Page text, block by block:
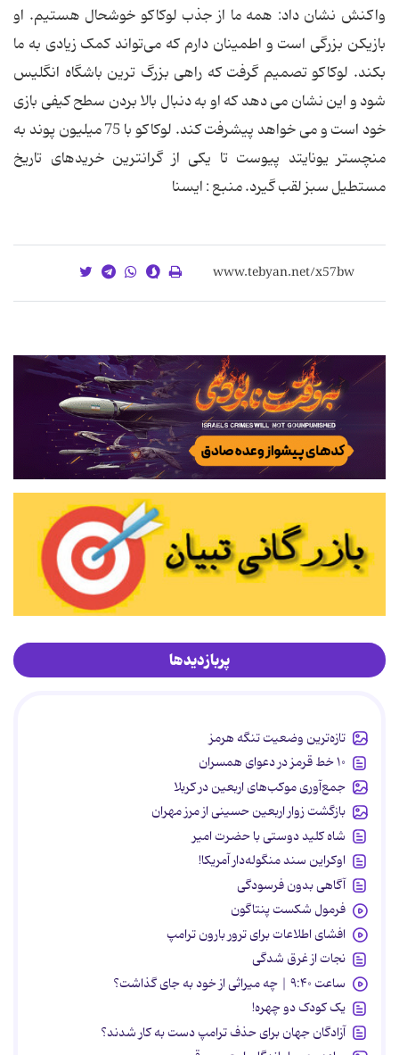
واکنش نشان داد: همه ما از جذب لوکاکو خوشحال هستیم. او
بازیکن بزرگی است و اطمینان دارم که می‌تواند کمک زیادی به ما
بکند. لوکاکو تصمیم گرفت که راهی بزرگ ترین باشگاه انگلیس
شود و این نشان می دهد که او به دنبال بالا بردن سطح کیفی بازی
خود است و می خواهد پیشرفت کند. لوکاکو با 75 میلیون پوند به
منچستر یونایتد پیوست تا یکی از گرانترین خریدهای تاریخ
مستطیل سبز لقب گیرد. منبع : ایسنا
پربازدیدها
تازه‌ترین وضعیت تنگه هرمز
۱۰ خط قرمز در دعوای همسران
جمع‌آوری موکب‌های اربعین در کربلا
بازگشت زوار اربعین حسینی از مرز مهران
شاه کلید دوستی با حضرت امیر
اوکراین سند منگوله‌دار آمریکا!
آگاهی بدون فرسودگی
فرمول شکست پنتاگون
افشای اطلاعات برای ترور بارون ترامپ
نجات از غرق شدگی
ساعت ۹:۴۰ | چه میراثی از خود به جای گذاشت؟
یک کودک دو چهره!
آزادگان جهان برای حذف ترامپ دست به کار شدند؟